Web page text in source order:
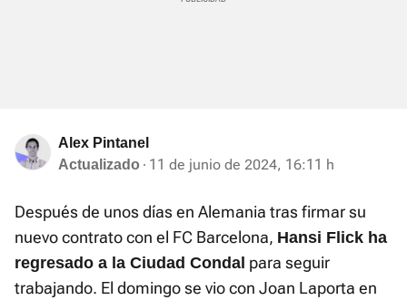
Alex Pintanel
Actualizado
11 de junio de 2024, 16:11 h
Después de unos días en Alemania tras firmar su
nuevo contrato con el FC Barcelona, Hansi Flick ha
regresado a la Ciudad Condal para seguir
trabajando. El domingo se vio con Joan Laporta en